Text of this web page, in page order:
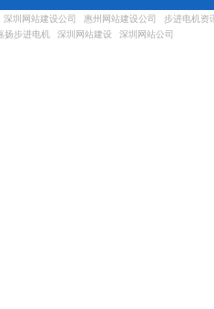
深圳网站建设公司 惠州网站建设公司
步进电机资
扬步进电机 深圳网站建设 深圳网站公司